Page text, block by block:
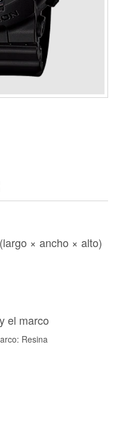
× ancho × alto)
el marco
Resina